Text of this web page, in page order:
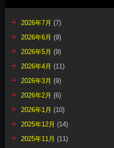
2026年7月 (7)
2026年6月 (9)
2026年5月 (9)
2026年4月 (11)
2026年3月 (9)
2026年2月 (6)
2026年1月 (10)
2025年12月 (14)
2025年11月 (11)